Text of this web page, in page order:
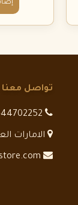
تواصل معنا
الامارات